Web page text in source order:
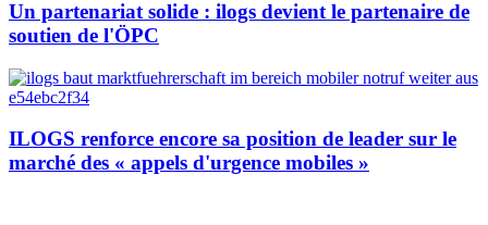
Un partenariat solide : ilogs devient le partenaire de
soutien de l'ÖPC
ILOGS renforce encore sa position de leader sur le
marché des « appels d'urgence mobiles »